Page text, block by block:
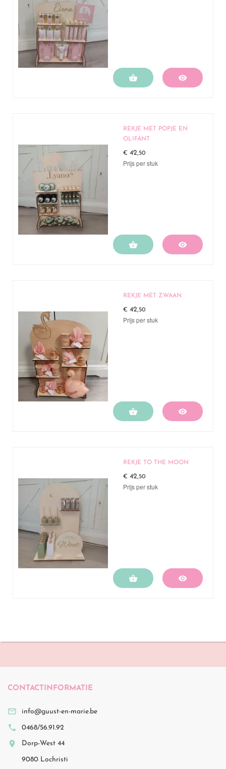
 
REKJE MET POPJE EN
OLIFANT
€ 42,50
Prijs per stuk
 
REKJE MET ZWAAN
€ 42,50
Prijs per stuk
 
REKJE TO THE MOON
€ 42,50
Prijs per stuk
 
CONTACTINFORMATIE
 info@guust-en-marie.be
 0468/56.91.92
 Dorp-West 44
9080 Lochristi